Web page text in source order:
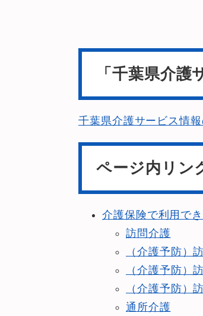
「千葉県介
千葉県介護サービス情
ページ内リン
介護保険で利用で
訪問介護
（介護予防）
（介護予防）
（介護予防）
通所介護